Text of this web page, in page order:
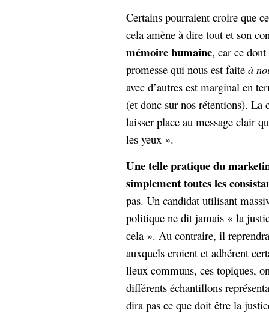
Certains pourraient croire que
cela amène à dire tout et son
mémoire humaine, car ce
promesse qui nous est faite à
avec d’autres est marginal en
(et donc sur nos rétentions).
laisser place au message clair
les yeux ».
Une telle pratique du
simplement toutes les
pas. Un candidat utilisant
politique ne dit jamais « la
cela ». Au contraire, il
auxquels croient et adhérent
lieux communs, ces topiques,
différents échantillons
dira pas ce que doit être la